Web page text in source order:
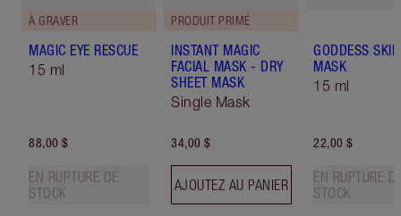
À GRAVER
MAGIC EYE RESCUE
15 ml
88,00 $
EN RUPTURE DE
STOCK
PRODUIT PRIMÉ
INSTANT MAGIC
FACIAL MASK - DRY
SHEET MASK
Single Mask
34,00 $
AJOUTEZ AU PANIER
GODDESS
MASK
15 ml
22,00 $
EN RUPTURE
STOCK